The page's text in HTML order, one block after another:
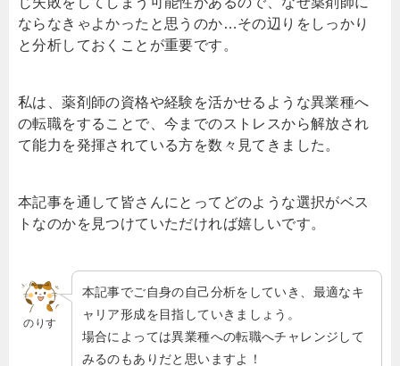
ならなきゃよかったと思うのか…その辺りをしっかり
と分析しておくことが重要です。
私は、薬剤師の資格や経験を活かせるような異業種へ
の転職をすることで、今までのストレスから解放され
て能力を発揮されている方を数々見てきました。
本記事を通して皆さんにとってどのような選択がベス
トなのかを見つけていただければ嬉しいです。
のりす
本記事でご自身の自己分析をしていき、最適なキ
ャリア形成を目指していきましょう。
場合によっては異業種への転職へチャレンジして
みるのもありだと思いますよ！